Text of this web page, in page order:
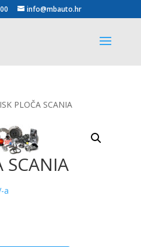
info@mbauto.hr
PLOČA SCANIA
SCANIA
a